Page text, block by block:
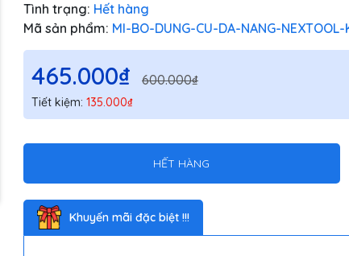
Tình trạng: Hết hàng
Mã sản phẩm: MI-BO-DUNG-CU-DA-NANG-
465.000₫ 600.000₫
Tiết kiệm: 135.000₫
HẾT HÀNG
Khuyến mãi đặc biệt !!!